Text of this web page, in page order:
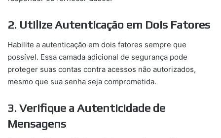
2. Utilize Autenticação em Dois Fatores
Habilite a autenticação em dois fatores sempre que
possível. Essa camada adicional de segurança pode
proteger suas contas contra acessos não autorizados,
mesmo que sua senha seja comprometida.
3. Verifique a Autenticidade de
Mensagens